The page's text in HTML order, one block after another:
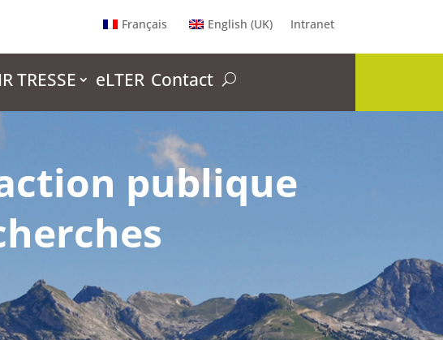
Français English (UK) Intranet
IR TRESSE eLTER Contact
publique